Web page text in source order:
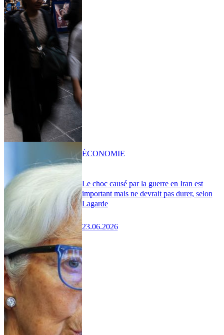
Le choc causé par la guerre en Iran est
important mais ne devrait pas durer, selon
Lagarde
23.06.2026
ÉCONOMIE